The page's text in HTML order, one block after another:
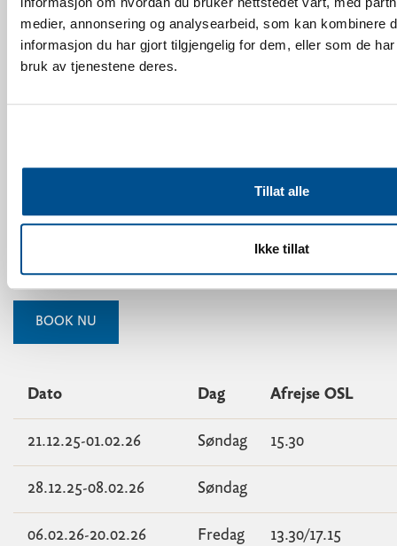
medier, annonsering og analysearbeid, som kan kombinere
informasjon du har gjort tilgjengelig for dem, eller som de
bruk av tjenestene deres.
Tillat alle
Ikke tillat
MERE INFORMATION
LUFTHAVNS SHUTTLE
gæster, der skal til/fra Norefjell i Sokna, og en særlig shuttle vil
transportere gæster mellem Sokna og Norefjell. Bussen kører
kun i vintersæsonen og skal bookes senest onsdag morgen
BOOK NU
Dato Dag Afrejse OSL
21.12.25-01.02.26 Søndag 15.30
28.12.25-08.02.26 Søndag
06.02.26-20.02.26 Fredag 13.30/17.15